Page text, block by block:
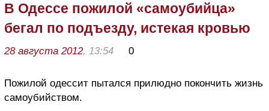
В Одессе пожилой «самоубийца»
бегал по подъезду, истекая кровью
28 августа 2012, 13:54 0
Пожилой одессит пытался прилюдно покончить жизнь
самоубийством.